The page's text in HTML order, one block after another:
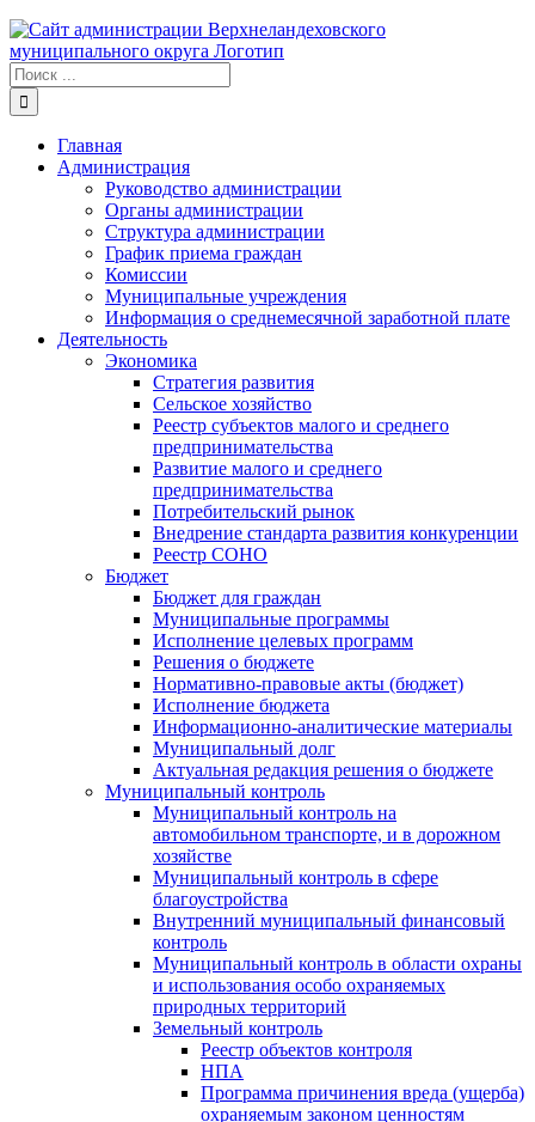
Результат
поиска:
Главная
Администрация
Руководство администрации
Органы администрации
Структура администрации
График приема граждан
Комиссии
Муниципальные учреждения
Информация о среднемесячной заработной плате
Деятельность
Экономика
Стратегия развития
Сельское хозяйство
Реестр субъектов малого и среднего
предпринимательства
Развитие малого и среднего
предпринимательства
Потребительский рынок
Внедрение стандарта развития конкуренции
Реестр СОНО
Бюджет
Бюджет для граждан
Муниципальные программы
Исполнение целевых программ
Решения о бюджете
Нормативно-правовые акты (бюджет)
Исполнение бюджета
Информационно-аналитические материалы
Муниципальный долг
Актуальная редакция решения о бюджете
Муниципальный контроль
Муниципальный контроль на
автомобильном транспорте, и в дорожном
хозяйстве
Муниципальный контроль в сфере
благоустройства
Внутренний муниципальный финансовый
контроль
Муниципальный контроль в области охраны
и использования особо охраняемых
природных территорий
Земельный контроль
Реестр объектов контроля
НПА
Программа причинения вреда (ущерба)
охраняемым законом ценностям